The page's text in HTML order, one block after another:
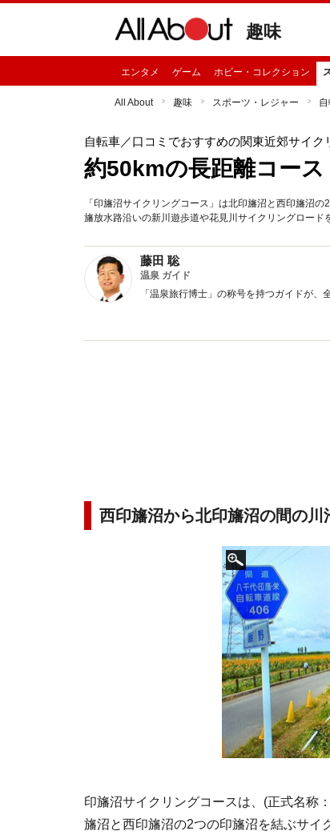
趣味
エンタメ ゲーム ホビー・コレクション
All About 趣味 スポーツ・レジャー
自転車／口コミでおすすめの関東近郊サイク
約50kmの長距離コース
「印旛沼サイクリングコース」は北印旛沼と西印旛沼
旛放水路沿いの新川遊歩道や花見川サイクリングロード
藤田 聡
温泉 ガイド
「温泉旅行博士」の称号を持つガイドが、
西印旛沼から北印旛沼の間の
印旛沼サイクリングコースは、(正式名称
旛沼と西印旛沼の2つの印旛沼を結ぶサイ